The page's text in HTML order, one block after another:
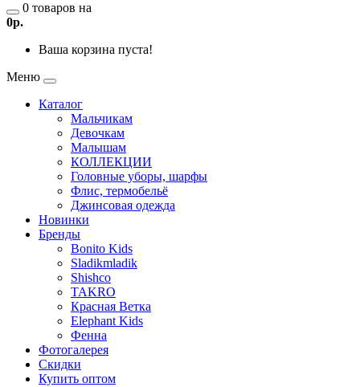
0 товаров на
0р.
Ваша корзина пуста!
Меню
Каталог
Мальчикам
Девочкам
Малышам
КОЛЛЕКЦИИ
Головные уборы, шарфы
Флис, термобельё
Джинсовая одежда
Новинки
Бренды
Bonito Kids
Sladikmladik
Shishco
TAKRO
Красная Ветка
Elephant Kids
Фенна
Фотогалерея
Скидки
Купить оптом